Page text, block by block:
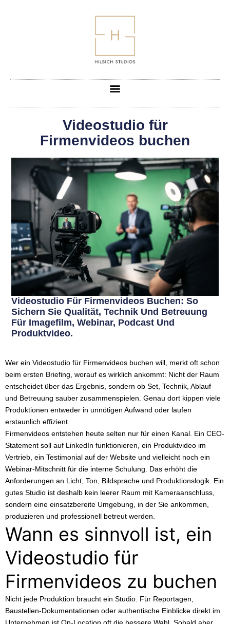
Videostudio für
Firmenvideos buchen
Videostudio Für Firmenvideos Buchen: So
Sichern Sie Qualität, Technik Und Betreuung
Für Imagefilm, Webinar, Podcast Und
Produktvideo.
Wer ein Videostudio für Firmenvideos buchen will, merkt oft schon
beim ersten Briefing, worauf es wirklich ankommt: Nicht der Raum
entscheidet über das Ergebnis, sondern ob Set, Technik, Ablauf
und Betreuung sauber zusammenspielen. Genau dort kippen viele
Produktionen entweder in unnötigen Aufwand oder laufen
erstaunlich effizient.
Firmenvideos entstehen heute selten nur für einen Kanal. Ein CEO-
Statement soll auf LinkedIn funktionieren, ein Produktvideo im
Vertrieb, ein Testimonial auf der Website und vielleicht noch ein
Webinar-Mitschnitt für die interne Schulung. Das erhöht die
Anforderungen an Licht, Ton, Bildsprache und Produktionslogik. Ein
gutes Studio ist deshalb kein leerer Raum mit Kameraanschluss,
sondern eine einsatzbereite Umgebung, in der Sie ankommen,
produzieren und professionell betreut werden.
Wann es sinnvoll ist, ein
Videostudio für
Firmenvideos zu buchen
Nicht jede Produktion braucht ein Studio. Für Reportagen,
Baustellen-Dokumentationen oder authentische Einblicke direkt im